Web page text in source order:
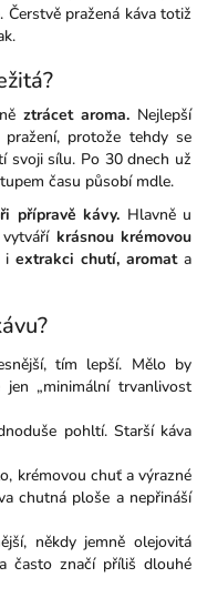
Čerstvě pražená káva totiž
ztrácet aroma.Nejlepší
protože tehdy se
svoji sílu. Po 30 dnech už
času působí mdle.
přípravě kávy. Hlavně u
vytváří krásnou krémovou
extrakci chutí, aromata
tím lepší. Mělo by
„minimální trvanlivost
pohltí. Starší káva
krémovou chuť a výrazné
chutná ploše a nepřináší
někdy jemně olejovitá
často značí příliš dlouhé